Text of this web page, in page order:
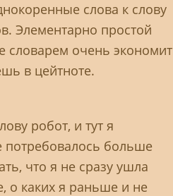
слова к слову
Элементарно простой
словарем очень экономит
в цейтноте.
робот, и тут я
потребовалось больше
что я не сразу ушла
о каких я раньше и не